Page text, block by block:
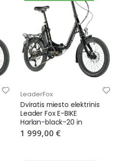
LeaderFox
Dviratis miesto elektrinis
Leader Fox E-BIKE
Harlan-black-20 in
1 999,00 €